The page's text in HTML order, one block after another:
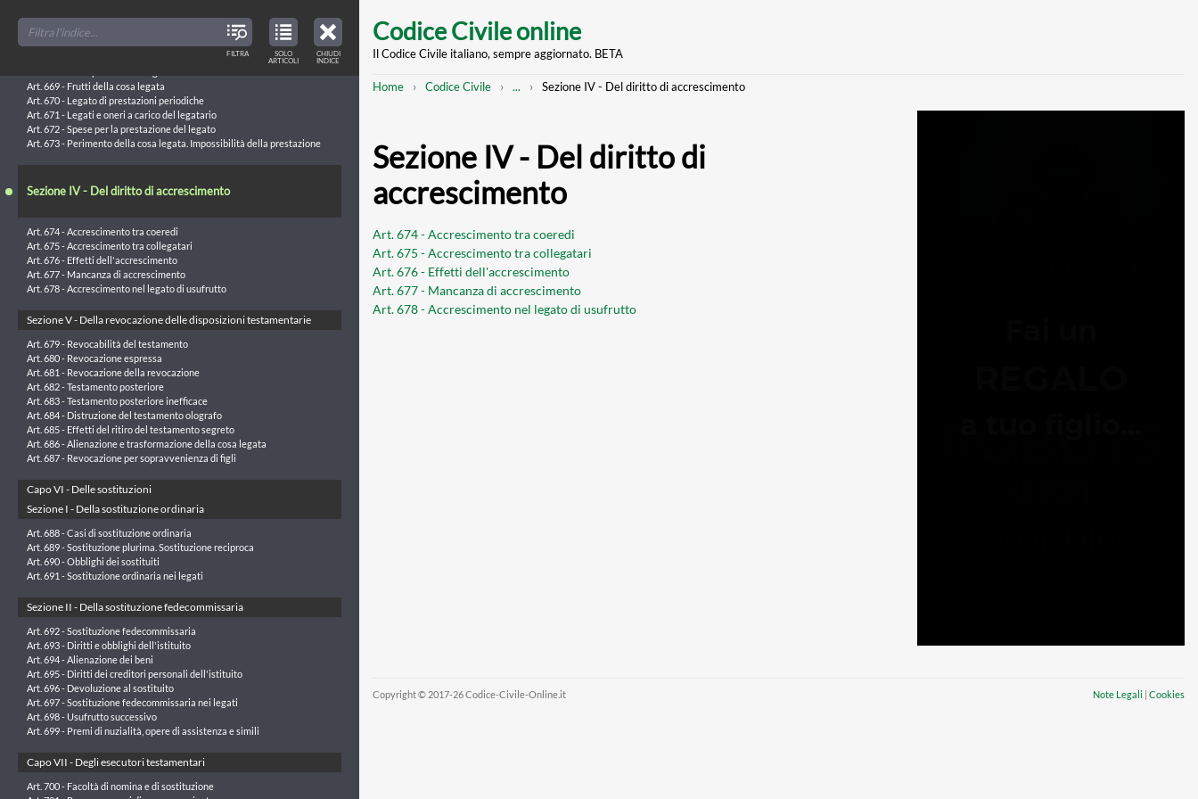
TABLE
OF
CONTENTS
CHIUDI
INDICE
main
Codice Civile online
Il Codice Civile italiano, sempre aggiornato. BETA
Breadcrumb
Home Codice Civile
Mostra
... Sezione IV - Del diritto di accrescimento
Sezione IV - Del diritto di
accrescimento
Art. 674 - Accrescimento tra coeredi
Art. 675 - Accrescimento tra collegatari
Art. 676 - Effetti dell'accrescimento
Art. 677 - Mancanza di accrescimento
Art. 678 - Accrescimento nel legato di usufrutto
Copyright © 2017-26 Codice-Civile-Online.it Note Legali | Cookies
TOC
TITLES
FILTRA
VIEW
ONLY
ARTICLES
IN
TABLE
SOLO
ARTICOLI
Art. 665 - Scelta nel legato alternativo
Art. 666 - Trasmissione all'erede della facoltà di scelta
Art. 669 - Frutti della cosa legata
Art. 670 - Legato di prestazioni periodiche
Art. 671 - Legati e oneri a carico del legatario
Art. 672 - Spese per la prestazione del legato
Art. 673 - Perimento della cosa legata. Impossibilità della prestazione
Sezione IV - Del diritto di accrescimento
Art. 674 - Accrescimento tra coeredi
Art. 675 - Accrescimento tra collegatari
Art. 676 - Effetti dell'accrescimento
Art. 677 - Mancanza di accrescimento
Art. 678 - Accrescimento nel legato di usufrutto
Sezione V - Della revocazione delle disposizioni testamentarie
Art. 679 - Revocabilità del testamento
Art. 680 - Revocazione espressa
Art. 681 - Revocazione della revocazione
Art. 682 - Testamento posteriore
Art. 683 - Testamento posteriore inefficace
Art. 684 - Distruzione del testamento olografo
Art. 685 - Effetti del ritiro del testamento segreto
Art. 686 - Alienazione e trasformazione della cosa legata
Art. 687 - Revocazione per sopravvenienza di figli
Capo VI - Delle sostituzioni
Sezione I - Della sostituzione ordinaria
Art. 688 - Casi di sostituzione ordinaria
Art. 689 - Sostituzione plurima. Sostituzione reciproca
Art. 690 - Obblighi dei sostituiti
Art. 691 - Sostituzione ordinaria nei legati
Sezione II - Della sostituzione fedecommissaria
Art. 692 - Sostituzione fedecommissaria
Art. 693 - Diritti e obblighi dell'istituito
Art. 694 - Alienazione dei beni
Art. 695 - Diritti dei creditori personali dell'istituito
Art. 696 - Devoluzione al sostituito
Art. 697 - Sostituzione fedecommissaria nei legati
Art. 698 - Usufrutto successivo
Art. 699 - Premi di nuzialità, opere di assistenza e simili
Capo VII - Degli esecutori testamentari
Art. 700 - Facoltà di nomina e di sostituzione